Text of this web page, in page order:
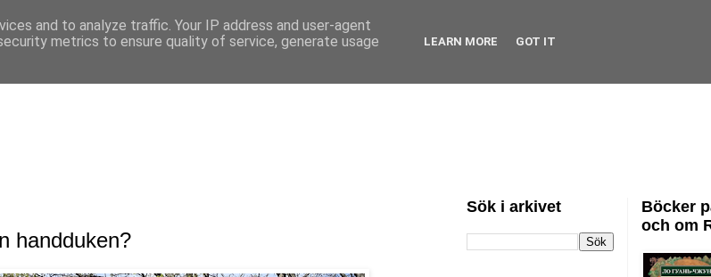
handduken?
Sök i arkivet
Böcker
och om
and to analyze traffic. Your IP address and user-agent
metrics to ensure quality of service, generate usage
LEARN MORE GOT IT